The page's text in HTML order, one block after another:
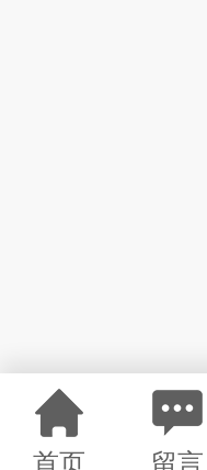
首页 留言